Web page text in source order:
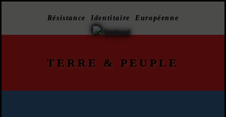
Résistance Identitaire Européenne
TERRE & PEUPLE